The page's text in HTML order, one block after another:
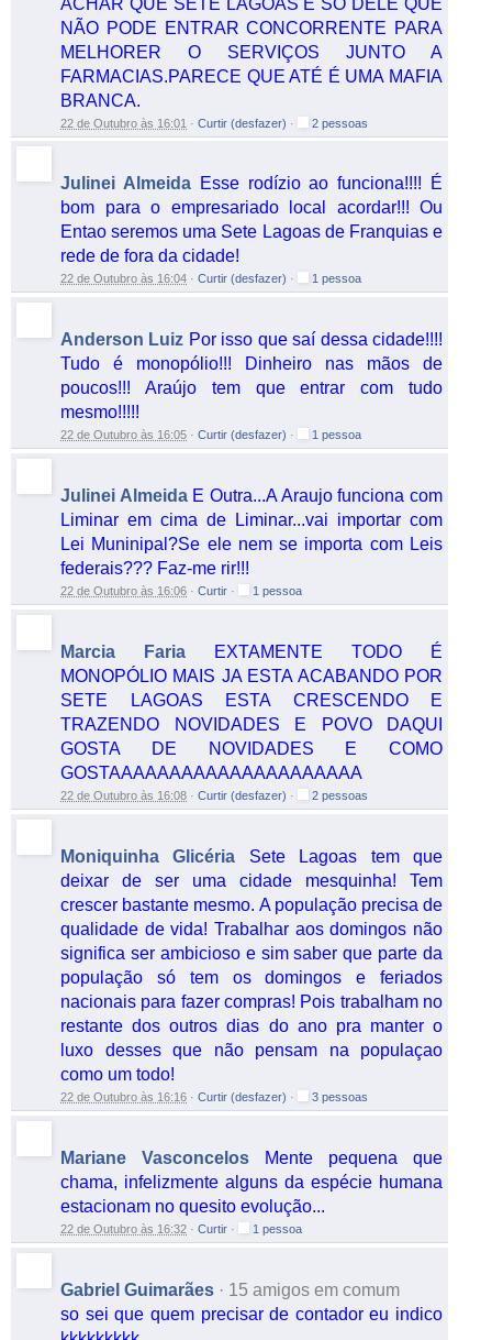
NÃO PODE ENTRAR CONCORRENTE PARA
MELHORER O SERVIÇOS JUNTO A
FARMACIAS.PARECE QUE ATÉ É UMA MAFIA
BRANCA.
22 de Outubro às 16:01 · Curtir (desfazer) · 2 pessoas
Julinei Almeida Esse rodízio ao funciona!!!! É
bom para o empresariado local acordar!!! Ou
Entao seremos uma Sete Lagoas de Franquias e
rede de fora da cidade!
22 de Outubro às 16:04 · Curtir (desfazer) · 1 pessoa
Anderson Luiz Por isso que saí dessa cidade!!!!
Tudo é monopólio!!! Dinheiro nas mãos de
poucos!!! Araújo tem que entrar com tudo
mesmo!!!!!
22 de Outubro às 16:05 · Curtir (desfazer) · 1 pessoa
Julinei Almeida E Outra...A Araujo funciona com
Liminar em cima de Liminar...vai importar com
Lei Muninipal?Se ele nem se importa com Leis
federais??? Faz-me rir!!!
22 de Outubro às 16:06 · Curtir · 1 pessoa
Marcia Faria
EXTAMENTE TODO É
MONOPÓLIO MAIS JA ESTA ACABANDO POR
SETE LAGOAS ESTA CRESCENDO E
TRAZENDO NOVIDADES E POVO DAQUI
GOSTA DE NOVIDADES E COMO
GOSTAAAAAAAAAAAAAAAAAAAAA
22 de Outubro às 16:08 · Curtir (desfazer) · 2 pessoas
Moniquinha Glicéria
Sete Lagoas tem que
deixar de ser uma cidade mesquinha! Tem
crescer bastante mesmo. A população precisa de
qualidade de vida! Trabalhar aos domingos não
significa ser ambicioso e sim saber que parte da
população só tem os domingos e feriados
nacionais para fazer compras! Pois trabalham no
restante dos outros dias do ano pra manter o
luxo desses que não pensam na populaçao
como um todo!
22 de Outubro às 16:16 · Curtir (desfazer) · 3 pessoas
Mariane Vasconcelos
Mente pequena que
chama, infelizmente alguns da espécie humana
estacionam no quesito evolução...
22 de Outubro às 16:32 · Curtir · 1 pessoa
Gabriel Guimarães · 15 amigos em comum
so sei que quem precisar de contador eu indico